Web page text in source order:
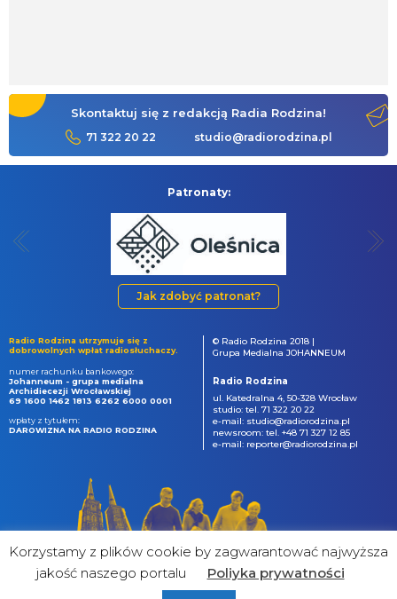
Skontaktuj się z redakcją Radia Rodzina!
71 322 20 22 studio@radiorodzina.pl
Patronaty:
Jak zdobyć patronat?
Radio Rodzina utrzymuje się z
dobrowolnych wpłat radiosłuchaczy.
numer rachunku bankowego:
Johanneum - grupa medialna
Archidiecezji Wrocławskiej
69 1600 1462 1813 6262 6000 0001
wpłaty z tytułem:
DAROWIZNA NA RADIO RODZINA
© Radio Rodzina 2018 |
Grupa Medialna JOHANNEUM
Radio Rodzina
ul. Katedralna 4, 50-328 Wrocław
studio: tel. 71 322 20 22
e-mail: studio@radiorodzina.pl
newsroom: tel. +48 71 327 12 85
e-mail: reporter@radiorodzina.pl
Korzystamy z plików cookie by zagwarantować najwyższa
jakość naszego portalu
Poliyka prywatności